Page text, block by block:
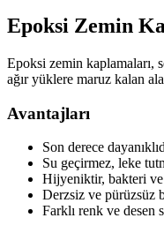
Epoksi Zemin
Epoksi zemin kaplamaları,
ağır yüklere maruz kalan
Avantajları
Son derece
Su geçirmez, leke
Hijyeniktir, bakteri
Derzsiz ve pürüzsüz
Farklı renk ve desen